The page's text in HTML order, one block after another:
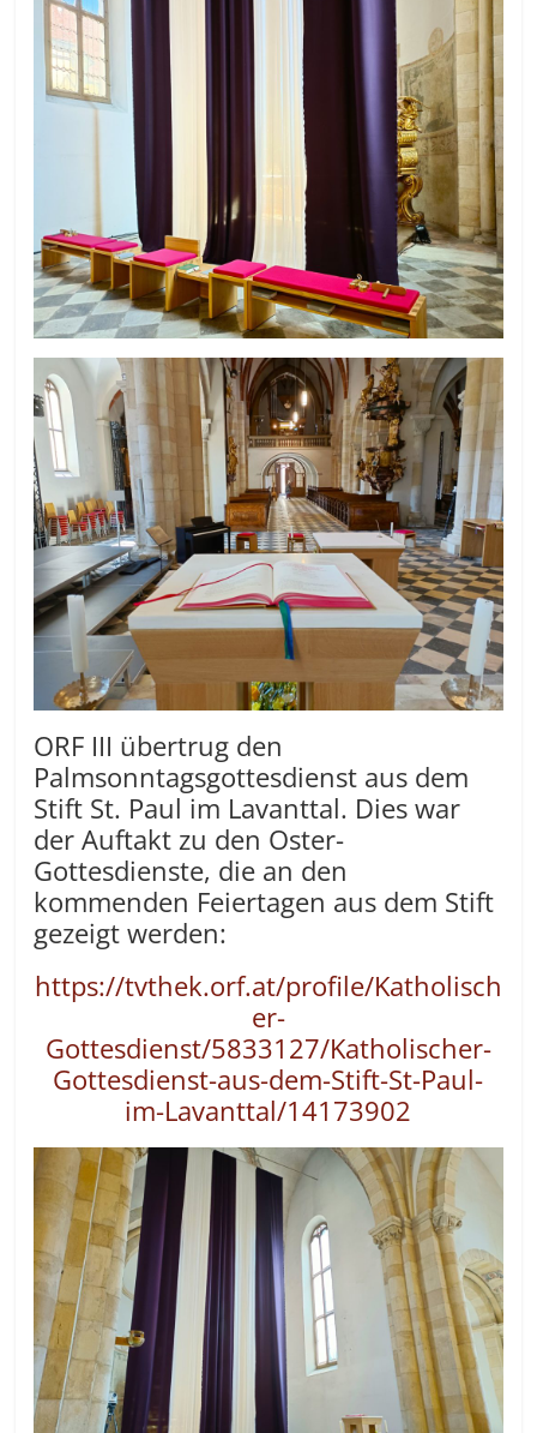
ORF III übertrug den
Palmsonntagsgottesdienst aus dem
Stift St. Paul im Lavanttal. Dies war
der Auftakt zu den Oster-
Gottesdienste, die an den
kommenden Feiertagen aus dem Stift
gezeigt werden:
https://tvthek.orf.at/profile/Katholisch
er-
Gottesdienst/5833127/Katholischer-
Gottesdienst-aus-dem-Stift-St-Paul-
im-Lavanttal/14173902